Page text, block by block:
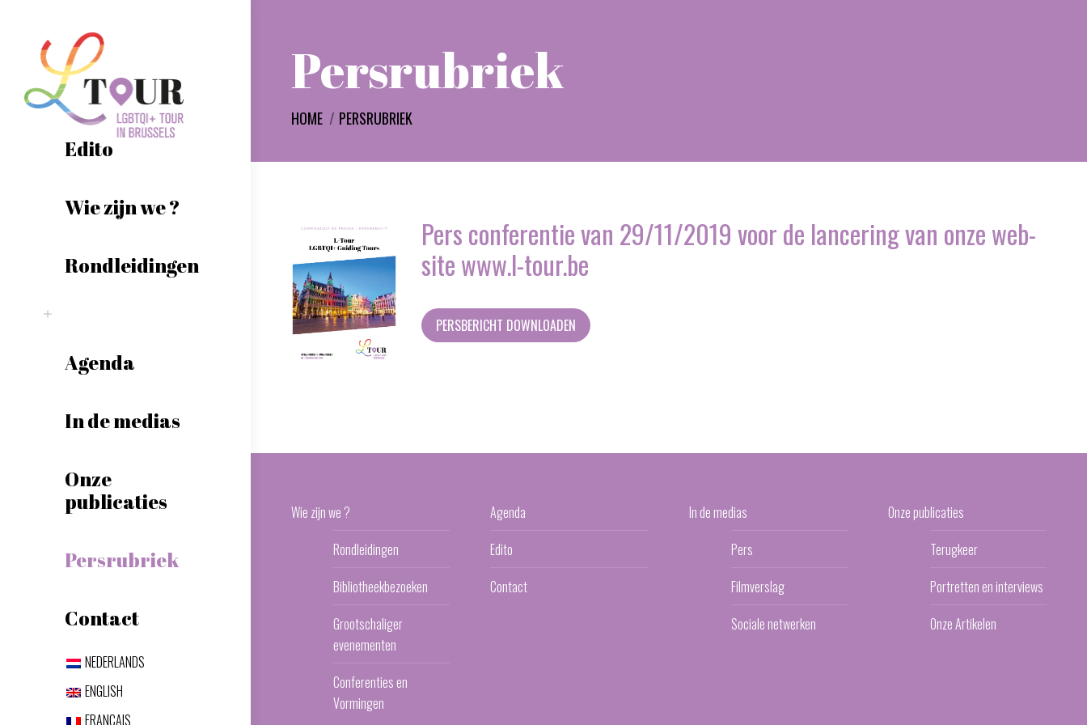
Edito
Wie zijn we ?
Rondleidingen
Agenda
In de medias
Onze
publicaties
Persrubriek
Contact
NEDERLANDS
ENGLISH
FRANÇAIS
Persrubriek
Je bent hier:
HOME PERSRUBRIEK
Pers conferentie van 29/11/2019 voor de lancering van onze web-
site www.l-tour.be
PERSBERICHT DOWNLOADEN
Wie zijn we ?
Rondleidingen
Bibliotheekbezoeken
Grootschaliger
evenementen
Conferenties en
Vormingen
Agenda
Edito
Contact
In de medias
Pers
Filmverslag
Sociale netwerken
Onze publicaties
Terugkeer
Portretten en interviews
Onze Artikelen